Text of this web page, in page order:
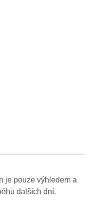
je pouze výhledem a
dalších dní.